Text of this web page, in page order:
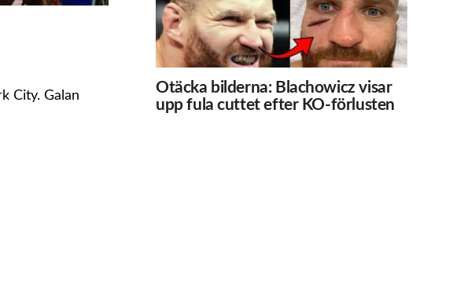
City. Galan
Otäcka bilderna: Blachowicz visar
upp fula cuttet efter KO-förlusten